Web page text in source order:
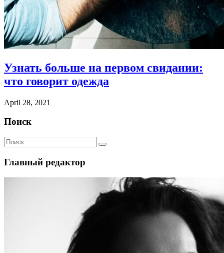
Узнать больше на первом свидании:
что говорит одежда
April 28, 2021
Поиск
Главный редактор